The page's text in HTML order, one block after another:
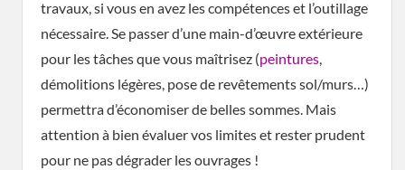
travaux, si vous en avez les compétences et l’outillage
nécessaire. Se passer d’une main-d’œuvre extérieure
pour les tâches que vous maîtrisez (peintures,
démolitions légères, pose de revêtements sol/murs…)
permettra d’économiser de belles sommes. Mais
attention à bien évaluer vos limites et rester prudent
pour ne pas dégrader les ouvrages !